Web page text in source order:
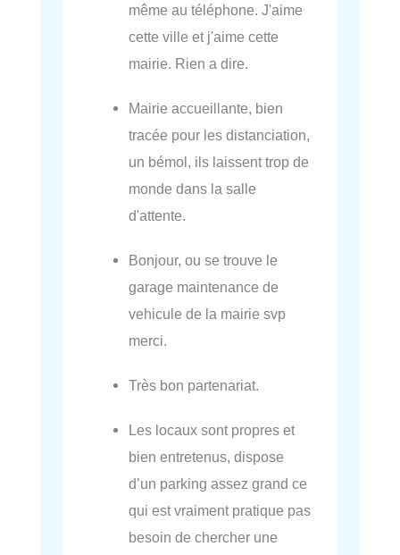
même au téléphone. J'aime
cette ville et j'aime cette
mairie. Rien a dire.
Mairie accueillante, bien
tracée pour les distanciation,
un bémol, ils laissent trop de
monde dans la salle
d'attente.
Bonjour, ou se trouve le
garage maintenance de
vehicule de la mairie svp
merci.
Très bon partenariat.
Les locaux sont propres et
bien entretenus, dispose
d’un parking assez grand ce
qui est vraiment pratique pas
besoin de chercher une